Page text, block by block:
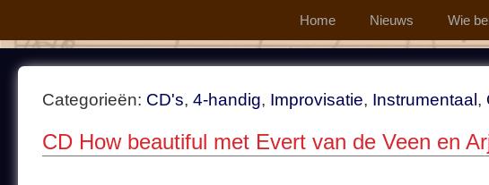
Home Nieuws Wie
Categorieën: CD's, 4-handig, Improvisatie, Instrumentaal ,
CD How beautiful met Evert van de Veen en